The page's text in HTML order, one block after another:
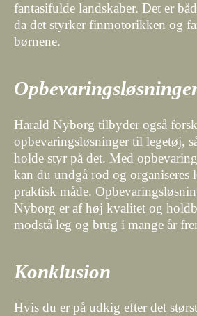
fantasifulde landskaber. Det er
da det styrker finmotorikken og
børnene.
Harald Nyborg tilbyder også
opbevaringsløsninger til legetøj,
holde styr på det. Med
kan du undgå rod og organiseres
praktisk måde.
Nyborg er af høj kvalitet og
modstå leg og brug i mange år
Konklusion
Hvis du er på udkig efter det